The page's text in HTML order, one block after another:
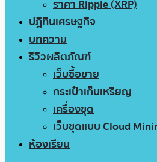
ราคา Ripple (XRP)
ปฏิทินเศรษฐกิจ
บทความ
รีวิวผลิตภัณฑ์
เว็บซื้อขาย
กระเป๋าเก็บเหรียญ
เครื่องขุด
เว็บขุดแบบ Cloud
ห้องเรียน